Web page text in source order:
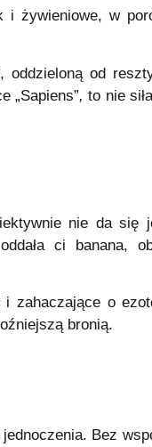
i żywieniowe, w
oddzieloną od
„Sapiens”, to nie
nie da się
ci banana,
i zahaczające o
bronią.
Bez